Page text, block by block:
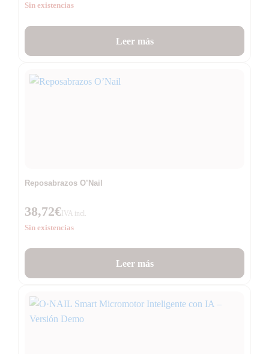
Sin existencias
Leer más
Reposabrazos O’Nail
38,72€ IVA incl.
Sin existencias
Leer más